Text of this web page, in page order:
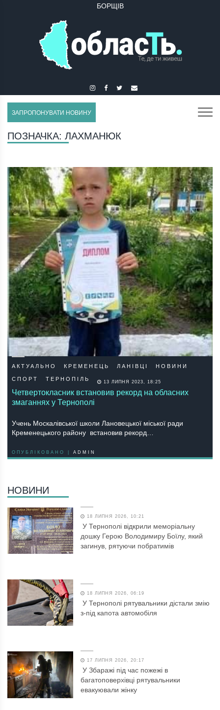
БОРЩІВ
ЗАПРОПОНУВАТИ НОВИНУ
ПОЗНАЧКА: ЛАХМАНЮК
АКТУАЛЬНО КРЕМЕНЕЦЬ ЛАНІВЦІ НОВИНИ
СПОРТ ТЕРНОПІЛЬ 13 ЛИПНЯ 2023, 18:25
Четвертокласник встановив рекорд на обласних
змаганнях у Тернополі
Учень Москалівської школи Лановецької міської ради
Кременецького району встановив рекорд…
ОПУБЛІКОВАНО | ADMIN
НОВИНИ
18 ЛИПНЯ 2026, 10:21
У Тернополі відкрили меморіальну
дошку Герою Володимиру Боїлу, який
загинув, рятуючи побратимів
18 ЛИПНЯ 2026, 06:19
У Тернополі рятувальники дістали змію
з-під капота автомобіля
17 ЛИПНЯ 2026, 20:17
У Збаражі під час пожежі в
багатоповерхівці рятувальники
евакуювали жінку